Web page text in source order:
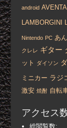
android
LAMBORGINI
Nintendo PC あ
クレレ ギター
ット
ダイソン
ミニカー ラジ
激安 焼酎 自転
アクセス
総閲覧数: